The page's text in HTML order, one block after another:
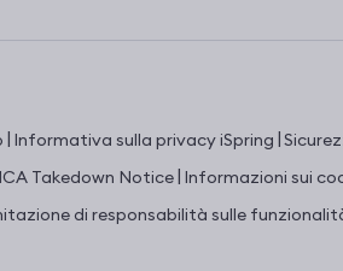
| Informativa sulla privacy iSpring |
Takedown Notice| Informazioni sui
di responsabilità sulle